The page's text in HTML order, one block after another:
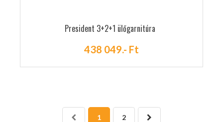
President 3+2+1 ülőgarnitúra
438 049.- Ft
1 2